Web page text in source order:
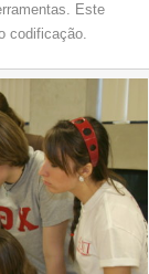
Este
codificação.